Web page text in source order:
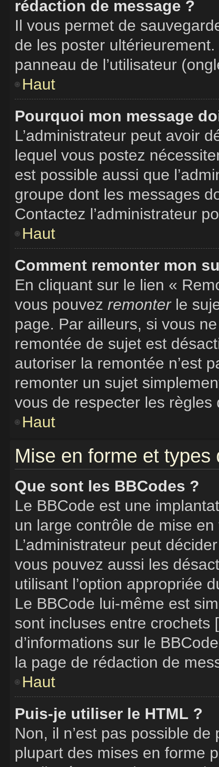
rédaction de message ?
Il vous permet de
de les poster
panneau de l’utilisateur
Haut
Pourquoi mon message
L’administrateur peut avoir
lequel vous postez
est possible aussi que
groupe dont les messages
Contactez l’administrateur
Haut
Comment remonter mon
En cliquant sur le lien «
vous pouvez remonterle
page. Par ailleurs, si vous
remontée de sujet est
autoriser la remontée n’est
remonter un sujet
vous de respecter les
Haut
Mise en forme et types
Que sont les BBCodes ?
Le BBCode est une
un large contrôle de mise
L’administrateur peut
vous pouvez aussi les
utilisant l’option appropriée
Le BBCode lui-même est
sont incluses entre crochets
d’informations sur le
la page de rédaction de
Haut
Puis-je utiliser le HTML ?
Non, il n’est pas possible
plupart des mises en forme